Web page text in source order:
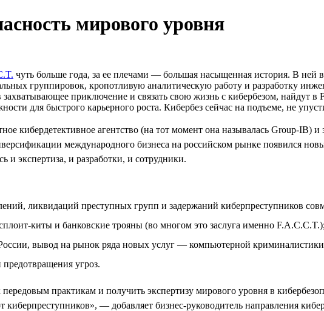
мирового уровня
чуть больше года, за ее плечами — большая насыщенная история. В ней
группировок, кропотливую аналитическую работу и разработку
захватывающее приключение и связать свою жизнь с кибербезом, найдут
для быстрого карьерного роста. Кибербез сейчас на подъеме, не
кибердетективное агентство (на тот момент она называлась Group-IB) и
международного бизнеса на российском рынке появился
и экспертиза, и разработки, и сотрудники.
ликвидаций преступных групп и задержаний киберпреступников
киты и банковские трояны (во многом это заслуга именно F.A.C.C.T.);
вывод на рынок ряда новых услуг — компьютерной
угроз.
практикам и получить экспертизу мирового уровня в
— добавляет бизнес-руководитель направления